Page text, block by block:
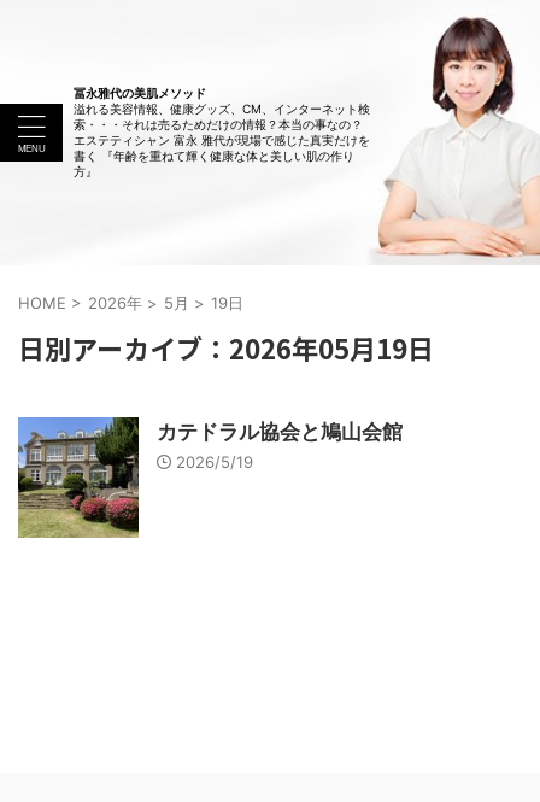
冨永雅代の美肌メソッド
溢れる美容情報、健康グッズ、CM、インターネット検
索・・・それは売るためだけの情報？本当の事なの？
エステティシャン 富永 雅代が現場で感じた真実だけを
書く 『年齢を重ねて輝く健康な体と美しい肌の作り
方』
HOME > 2026年 > 5月 > 19日
日別アーカイブ：2026年05月19日
カテドラル協会と鳩山会館
2026/5/19